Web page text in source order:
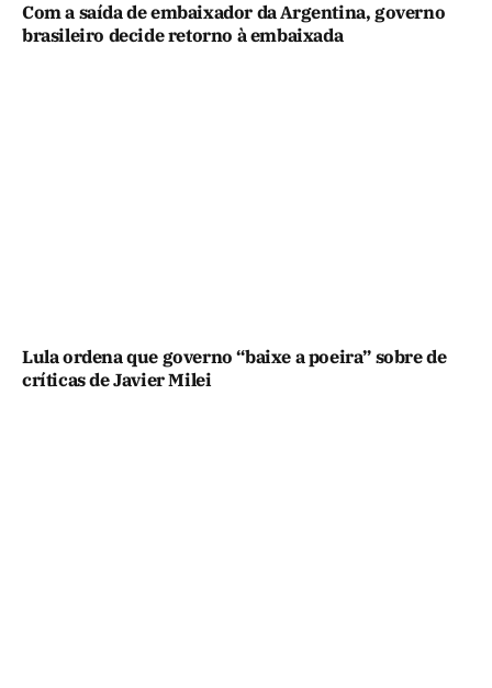
Com a saída de embaixador da Argentina, governo
brasileiro decide retorno à embaixada
Lula ordena que governo “baixe a poeira” sobre de
críticas de Javier Milei